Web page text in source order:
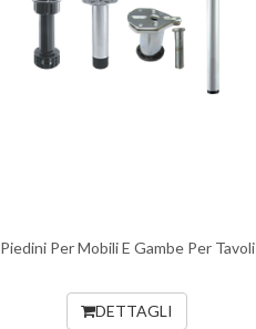
Piedini Per Mobili E Gambe Per Tavoli
DETTAGLI